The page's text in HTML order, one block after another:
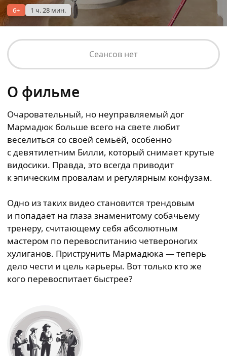
6+ 1 ч. 28 мин.
Сеансов нет
О фильме
Очаровательный, но неуправляемый дог
Мармадюк больше всего на свете любит
веселиться со своей семьёй, особенно
с девятилетним Билли, который снимает крутые
видосики. Правда, это всегда приводит
к эпическим провалам и регулярным конфузам.
Одно из таких видео становится трендовым
и попадает на глаза знаменитому собачьему
тренеру, считающему себя абсолютным
мастером по перевоспитанию четвероногих
хулиганов. Приструнить Мармадюка — теперь
дело чести и цель карьеры. Вот только кто же
кого перевоспитает быстрее?